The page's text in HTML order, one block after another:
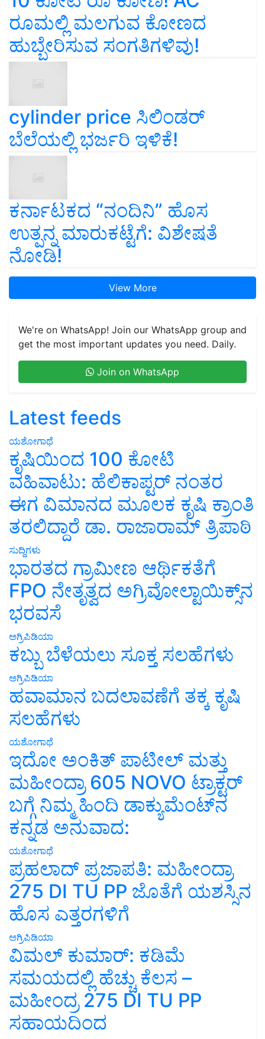
ರೂಮಲ್ಲಿ ಮಲಗುವ ಕೋಣದ
ಹುಬ್ಬೇರಿಸುವ ಸಂಗತಿಗಳಿವು!
cylinder price ಸಿಲಿಂಡರ್‌
ಬೆಲೆಯಲ್ಲಿ ಭರ್ಜರಿ ಇಳಿಕೆ!
ಕರ್ನಾಟಕದ “ನಂದಿನಿ” ಹೊಸ
ಉತ್ಪನ್ನ ಮಾರುಕಟ್ಟೆಗೆ: ವಿಶೇಷತೆ
ನೋಡಿ!
View More
We're on WhatsApp! Join our WhatsApp group and
get the most important updates you need. Daily.
Join on WhatsApp
Latest feeds
ಯಶೋಗಾಥೆ
ಕೃಷಿಯಿಂದ 100 ಕೋಟಿ
ವಹಿವಾಟು: ಹೆಲಿಕಾಪ್ಟರ್ ನಂತರ
ಈಗ ವಿಮಾನದ ಮೂಲಕ ಕೃಷಿ ಕ್ರಾಂತಿ
ತರಲಿದ್ದಾರೆ ಡಾ. ರಾಜಾರಾಮ್ ತ್ರಿಪಾಠಿ
ಸುದ್ದಿಗಳು
ಭಾರತದ ಗ್ರಾಮೀಣ ಆರ್ಥಿಕತೆಗೆ
FPO ನೇತೃತ್ವದ ಅಗ್ರಿವೋಲ್ಟಾಯಿಕ್ಸ್‌ನ
ಭರವಸೆ
ಅಗ್ರಿಪಿಡಿಯಾ
ಕಬ್ಬು ಬೆಳೆಯಲು ಸೂಕ್ತ ಸಲಹೆಗಳು
ಅಗ್ರಿಪಿಡಿಯಾ
ಹವಾಮಾನ ಬದಲಾವಣೆಗೆ ತಕ್ಕ ಕೃಷಿ
ಸಲಹೆಗಳು
ಯಶೋಗಾಥೆ
ಇದೋ ಅಂಕಿತ್ ಪಾಟೀಲ್ ಮತ್ತು
ಮಹೀಂದ್ರಾ 605 NOVO ಟ್ರಾಕ್ಟರ್
ಬಗ್ಗೆ ನಿಮ್ಮ ಹಿಂದಿ ಡಾಕ್ಯುಮೆಂಟ್‌ನ
ಕನ್ನಡ ಅನುವಾದ:
ಯಶೋಗಾಥೆ
ಪ್ರಹಲಾದ್ ಪ್ರಜಾಪತಿ: ಮಹೀಂದ್ರಾ
275 DI TU PP ಜೊತೆಗೆ ಯಶಸ್ಸಿನ
ಹೊಸ ಎತ್ತರಗಳಿಗೆ
ಅಗ್ರಿಪಿಡಿಯಾ
ವಿಮಲ್ ಕುಮಾರ್: ಕಡಿಮೆ
ಸಮಯದಲ್ಲಿ ಹೆಚ್ಚು ಕೆಲಸ –
ಮಹೀಂದ್ರ 275 DI TU PP
ಸಹಾಯದಿಂದ